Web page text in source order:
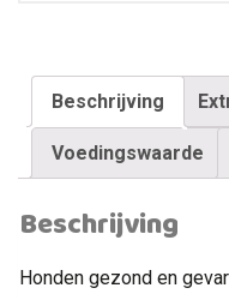
Beschrijving
Voedingswaarde
Beschrijving
Honden gezond en